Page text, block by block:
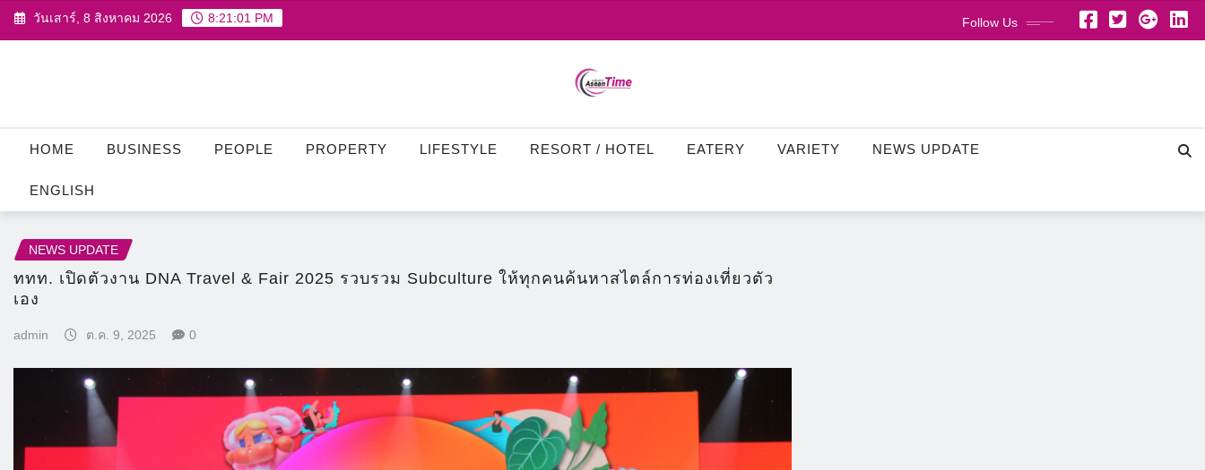
Skip วันเสาร์, 8 สิงหาคม 2026 8:21:02 PM Follow Us
HOME BUSINESS PEOPLE PROPERTY LIFESTYLE RESORT / HOTEL EATERY VARIETY NEWS UPDATE
ENGLISH
NEWS UPDATE
ททท. เปิดตัวงาน DNA Travel & Fair 2025 รวบรวม Subculture ให้ทุกคนค้นหาสไตล์การท่องเที่ยวตัว
เอง
admin ต.ค. 9, 2025 0